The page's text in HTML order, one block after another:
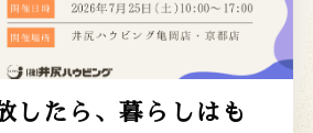
したら、暮らしはも